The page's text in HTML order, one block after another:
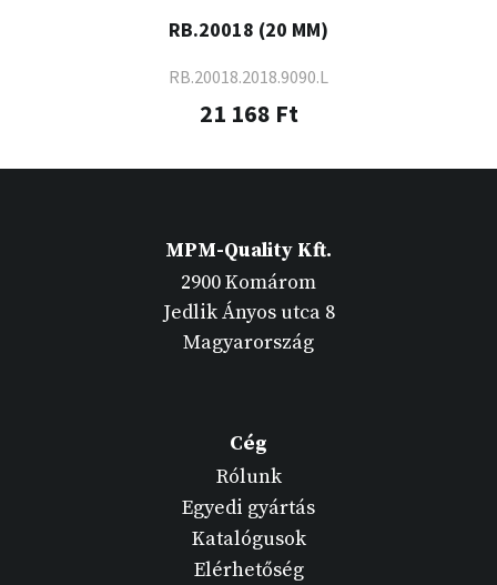
RB.20018 (20 MM)
RB.20018.2018.9090.L
21 168 Ft
MPM-Quality Kft.
2900 Komárom
Jedlik Ányos utca 8
Magyarország
Cég
Rólunk
Egyedi gyártás
Katalógusok
Elérhetőség